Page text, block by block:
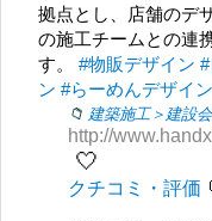
拠点とし、店舗のデ
の施工チームとの連
す。#物販デザイン
ン #らーめんデザイン
建築施工＞建設
http://
🤍
クチコミ・評価